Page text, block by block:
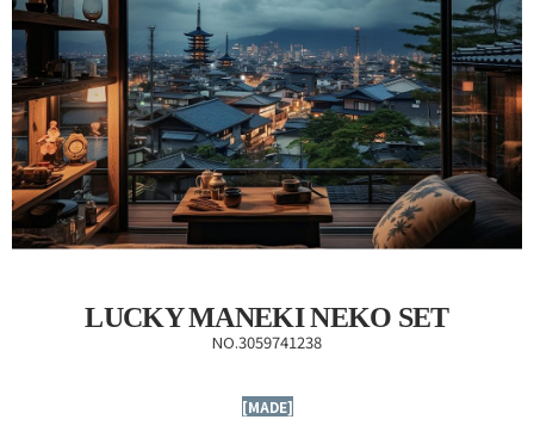
LUCKY MANEKI NEKO SET
NO.3059741238
[MADE]